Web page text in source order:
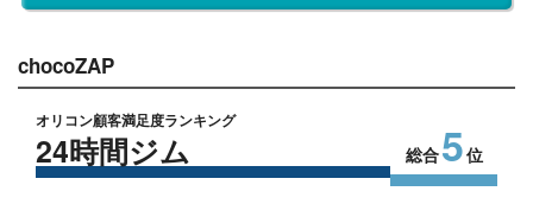
chocoZAP
オリコン顧客満足度ランキング
24時間ジム 総合5位